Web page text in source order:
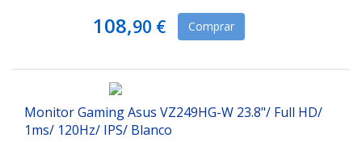
108,90 € Comprar
Monitor Gaming Asus VZ249HG-W 23.8"/ Full HD/
1ms/ 120Hz/ IPS/ Blanco